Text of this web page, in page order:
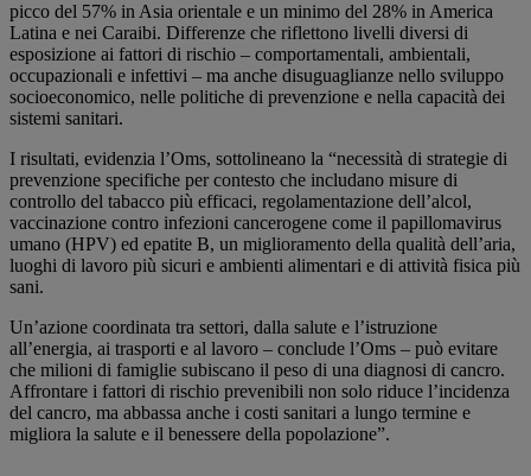
picco del 57% in Asia orientale e un minimo del 28% in America
Latina e nei Caraibi. Differenze che riflettono livelli diversi di
esposizione ai fattori di rischio – comportamentali, ambientali,
occupazionali e infettivi – ma anche disuguaglianze nello sviluppo
socioeconomico, nelle politiche di prevenzione e nella capacità dei
sistemi sanitari.
I risultati, evidenzia l’Oms, sottolineano la “necessità di strategie di
prevenzione specifiche per contesto che includano misure di
controllo del tabacco più efficaci, regolamentazione dell’alcol,
vaccinazione contro infezioni cancerogene come il papillomavirus
umano (HPV) ed epatite B, un miglioramento della qualità dell’aria,
luoghi di lavoro più sicuri e ambienti alimentari e di attività fisica più
sani.
Un’azione coordinata tra settori, dalla salute e l’istruzione
all’energia, ai trasporti e al lavoro – conclude l’Oms – può evitare
che milioni di famiglie subiscano il peso di una diagnosi di cancro.
Affrontare i fattori di rischio prevenibili non solo riduce l’incidenza
del cancro, ma abbassa anche i costi sanitari a lungo termine e
migliora la salute e il benessere della popolazione”.